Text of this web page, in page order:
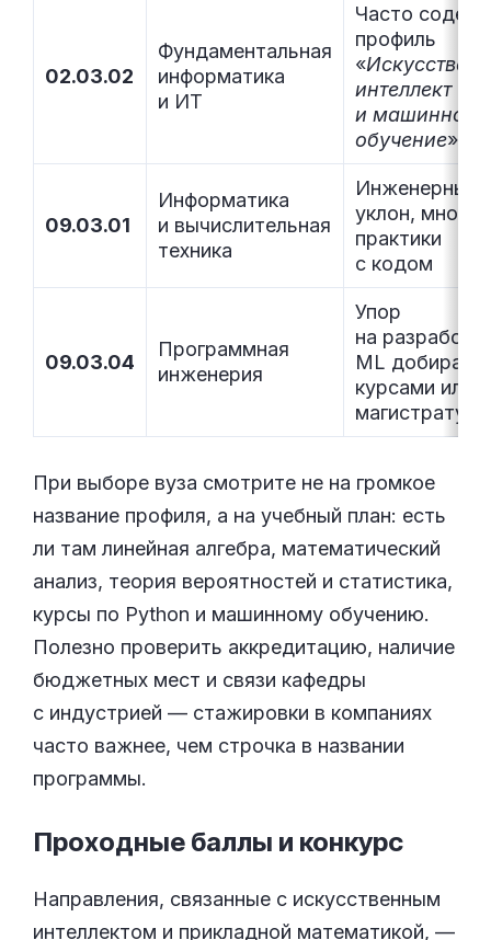
02.03.02
Фундаментальная
информатика
и ИТ
Часто
профиль
«
интеллект
и машинное
обучение»
09.03.01
Информатика
и вычислительная
техника
Инженерный
уклон, много
практики
с кодом
09.03.04
Программная
инженерия
Упор
на
ML
курсами или
При выборе вуза смотрите не на громкое
название профиля, а на учебный план: есть
ли там линейная алгебра, математический
анализ, теория вероятностей и статистика,
курсы по Python и машинному обучению.
Полезно проверить аккредитацию, наличие
бюджетных мест и связи кафедры
с индустрией — стажировки в компаниях
часто важнее, чем строчка в названии
программы.
Проходные баллы и конкурс
Направления, связанные с искусственным
интеллектом и прикладной математикой, —